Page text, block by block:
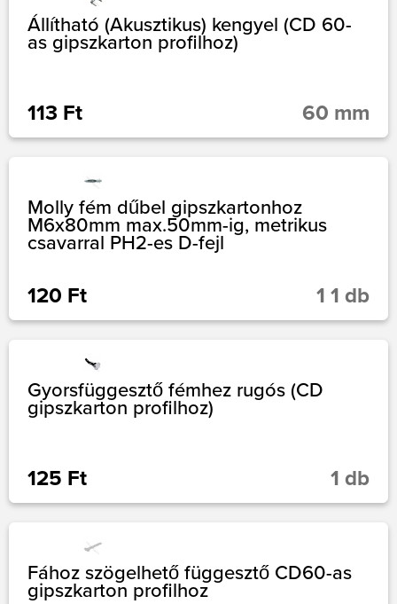
Állítható (Akusztikus) kengyel (CD 60-
as gipszkarton profilhoz)
113 Ft 60 mm
Molly fém dűbel gipszkartonhoz
M6x80mm max.50mm-ig, metrikus
csavarral PH2-es D-fejl
120 Ft 1 1 db
Gyorsfüggesztő fémhez rugós (CD
gipszkarton profilhoz)
125 Ft 1 db
Fához szögelhető függesztő CD60-as
gipszkarton profilhoz